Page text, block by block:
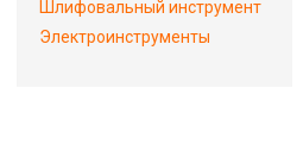
Шлифовальный инструмент
Электроинструменты